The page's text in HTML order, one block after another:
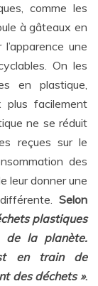
comme les
à gâteaux en
une
On les
en plastique,
plus facilement
ne se réduit
reçues sur le
des
leur donner une
Selon
plastiques
de la planète.
en train de
des déchets ».